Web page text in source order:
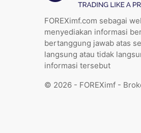
FOREXimf.com sebagai
menyediakan informasi
bertanggung jawab atas
langsung atau tidak
informasi tersebut
© 2026 - FOREXimf -